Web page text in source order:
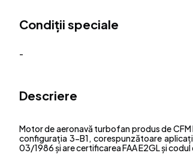
Condiții speciale
-
Descriere
Motor de aeronavă turbofan produs de
configurația 3-B1, corespunzătoare
03/1986 și are certificarea FAA E2GL și